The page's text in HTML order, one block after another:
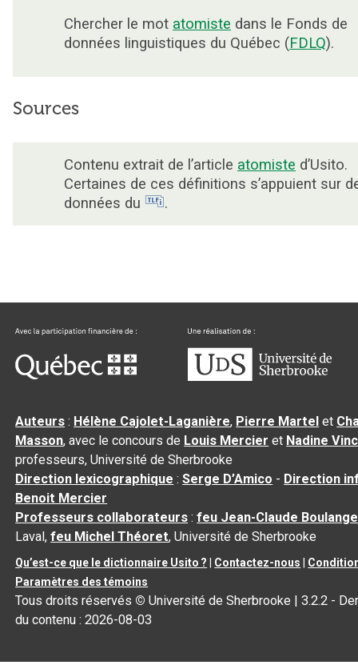
Chercher le mot atomiste dans le Fonds de
données linguistiques du Québec (FDLQ).
Sources
Contenu extrait de l’article atomiste d’Usito.
Certaines de ces définitions s’appuient sur
données du
.
Auteurs : Hélène Cajolet-Laganière, Pierre Martel et
Masson, avec le concours de Louis Mercier et Nadine
professeurs, Université de Sherbrooke
Direction lexicographique :Serge D’Amico - Direction
Benoit Mercier
Professeurs collaborateurs :feu Jean-Claude
Laval,feu Michel Théoret, Université de Sherbrooke
Qu’est-ce que le dictionnaire Usito ? Contactez-nous
Paramètres des témoins
Tous droits réservés © Université de Sherbrooke |3.2.2 -
du contenu :2026-08-03